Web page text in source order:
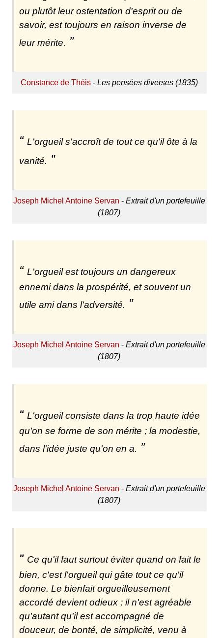
ou plutôt leur ostentation d'esprit ou de
savoir, est toujours en raison inverse de
leur mérite.
Constance de Théis- Les pensées diverses (1835)
L'orgueil s'accroît de tout ce qu'il ôte à la
vanité.
Joseph Michel Antoine Servan - Extrait d'un portefeuille
(1807)
L'orgueil est toujours un dangereux
ennemi dans la prospérité, et souvent un
utile ami dans l'adversité.
Joseph Michel Antoine Servan - Extrait d'un portefeuille
(1807)
L'orgueil consiste dans la trop haute idée
qu'on se forme de son mérite ; la modestie,
dans l'idée juste qu'on en a.
Joseph Michel Antoine Servan - Extrait d'un portefeuille
(1807)
Ce qu'il faut surtout éviter quand on fait le
bien, c'est l'orgueil qui gâte tout ce qu'il
donne. Le bienfait orgueilleusement
accordé devient odieux ; il n'est agréable
qu'autant qu'il est accompagné de
douceur, de bonté, de simplicité, venu à